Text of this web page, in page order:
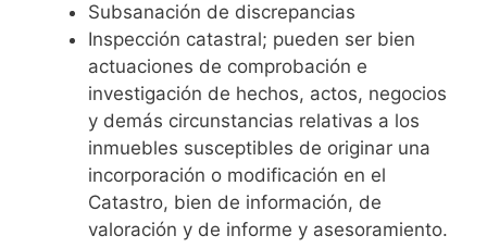
Subsanación de discrepancias
Inspección catastral; pueden ser bien
actuaciones de comprobación e
investigación de hechos, actos, negocios
y demás circunstancias relativas a los
inmuebles susceptibles de originar una
incorporación o modificación en el
Catastro, bien de información, de
valoración y de informe y asesoramiento.